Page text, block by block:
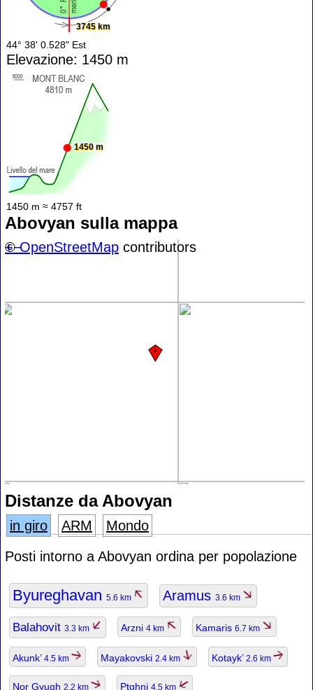
3745 km
44° 38' 0.528" Est
Elevazione: 1450 m
1450 m
1450 m ≈ 4757 ft
Abovyan sulla mappa
+−
©OpenStreetMap contributors
Distanze da Abovyan
in giro ARM
Mondo
Posti intorno a Abovyan ordina per popolazione
Byureghavan 5.6 km Aramus 3.6 km
Balahovit 3.3 km Arzni 4 km Kamaris 6.7 km
Akunk’ 4.5 km Mayakovski 2.4 km Kotayk’ 2.6 km
Nor Gyugh 2.2 km Ptghni 4.5 km